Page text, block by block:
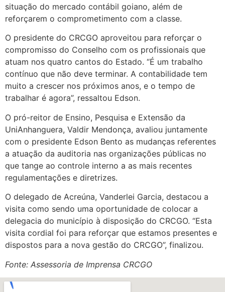
situação do mercado contábil goiano, além de
reforçarem o comprometimento com a classe.
O presidente do CRCGO aproveitou para reforçar o
compromisso do Conselho com os profissionais que
atuam nos quatro cantos do Estado. “É um trabalho
contínuo que não deve terminar. A contabilidade tem
muito a crescer nos próximos anos, e o tempo de
trabalhar é agora”, ressaltou Edson.
O pró-reitor de Ensino, Pesquisa e Extensão da
UniAnhanguera, Valdir Mendonça, avaliou juntamente
com o presidente Edson Bento as mudanças referentes
a atuação da auditoria nas organizações públicas no
que tange ao controle interno a as mais recentes
regulamentações e diretrizes.
O delegado de Acreúna, Vanderlei Garcia, destacou a
visita como sendo uma oportunidade de colocar a
delegacia do município à disposição do CRCGO. “Esta
visita cordial foi para reforçar que estamos presentes e
dispostos para a nova gestão do CRCGO”, finalizou.
Fonte: Assessoria de Imprensa CRCGO